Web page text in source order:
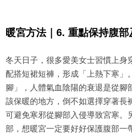
暖宮方法｜6. 重點保持腹
冬天日子，很多愛美女士習慣上身
配搭短裙短褲，形成「上熱下寒」
腳」，人體氣血陰陽的衰退是從腳
該保暖的地方，倒不如選擇穿著長
可避免寒邪從腳部入侵導致宮寒。
部，想暖宮一定要好好保護腹部一